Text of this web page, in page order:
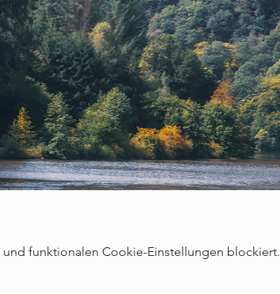
funktionalen Cookie-Einstellungen blockiert.